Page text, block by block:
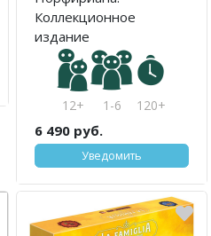
Коллекционное
издание
12+ 1-6 120+
6 490 руб.
Уведомить